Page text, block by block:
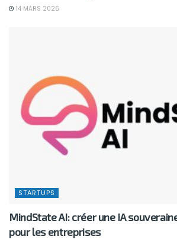
14 MARS 2026
STARTUPS
MindState AI: créer une IA
pour les entreprises